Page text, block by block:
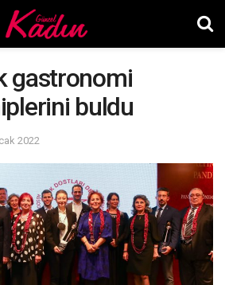
gastronomi
buldu
2022